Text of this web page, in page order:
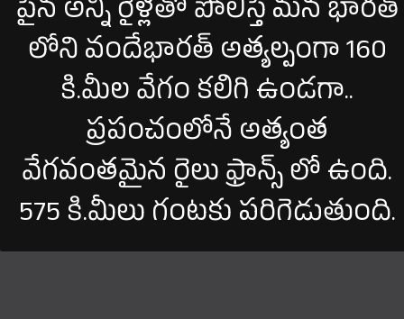
పైన అన్ని రైళ్లతో పోలిస్తే మన భారత్
లోని వందేభారత్ అత్యల్పంగా 160
కి.మీల వేగం కలిగి ఉండగా..
ప్రపంచంలోనే అత్యంత
వేగవంతమైన రైలు ఫ్రాన్స్ లో ఉంది.
575 కి.మీలు గంటకు పరిగెడుతుంది.